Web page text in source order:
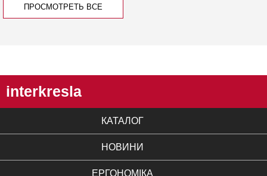
ПРОСМОТРЕТЬ ВСЕ
interkresla
КАТАЛОГ
НОВИНИ
ЕРГОНОМІКА